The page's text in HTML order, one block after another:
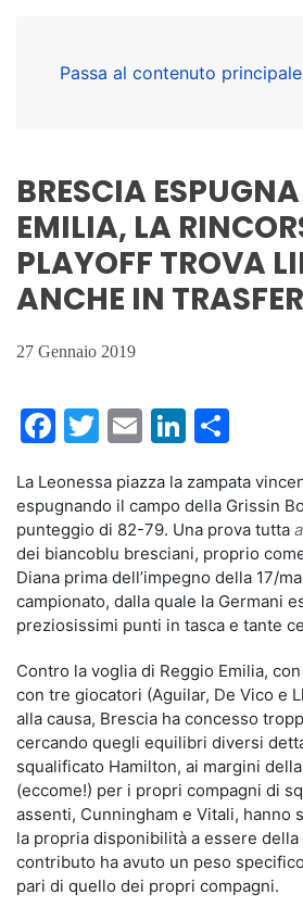
Passa al contenuto principale
BRESCIA
EMILIA, LA
PLAYOFF TROVA
ANCHE IN
27 Gennaio 2019
Facebook
Twitter
EmailLinkedIn
La Leonessa piazza la zampata
espugnando il campo della Grissin
punteggio di 82-79. Una prova tutta
dei biancoblu bresciani, proprio
Diana prima dell’impegno della 17/
campionato, dalla quale la Germani
preziosissimi punti in tasca e tante
Contro la voglia di Reggio Emilia, con
con tre giocatori (Aguilar, De Vico e
alla causa, Brescia ha concesso
cercando quegli equilibri diversi
squalificato Hamilton, ai margini
(eccome!) per i propri compagni di
assenti, Cunningham e Vitali, hanno
la propria disponibilità a essere
contributo ha avuto un peso
pari di quello dei propri compagni.